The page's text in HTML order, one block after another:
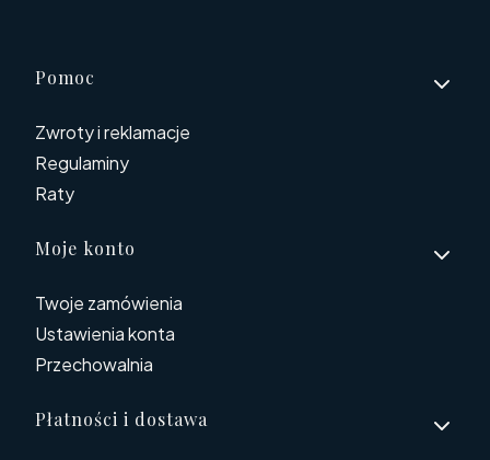
Linki w stopce
Pomoc
Zwroty i reklamacje
Regulaminy
Raty
Moje konto
Twoje zamówienia
Ustawienia konta
Przechowalnia
Płatności i dostawa